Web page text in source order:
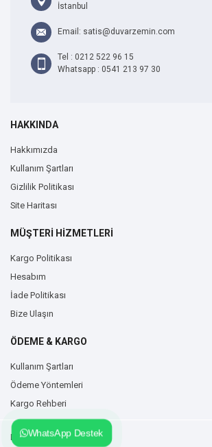
İstanbul
Email: satis@duvarzemin.com
Tel : 0212 522 96 15
Whatsapp : 0541 213 97 30
HAKKINDA
Hakkımızda
Kullanım Şartları
Gizlilik Politikası
Site Haritası
MÜŞTERİ HİZMETLERİ
Kargo Politikası
Hesabım
İade Politikası
Bize Ulaşın
ÖDEME & KARGO
Kullanım Şartları
Ödeme Yöntemleri
Kargo Rehberi
Duvarzemin.com © 2026
WhatsApp Destek